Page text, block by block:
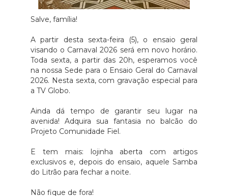
Salve, família!
A partir desta sexta-feira (5), o ensaio geral
visando o Carnaval 2026 será em novo horário.
Toda sexta, a partir das 20h, esperamos você
na nossa Sede para o Ensaio Geral do Carnaval
2026. Nesta sexta, com gravação especial para
a TV Globo.
Ainda dá tempo de garantir seu lugar na
avenida! Adquira sua fantasia no balcão do
Projeto Comunidade Fiel.
E tem mais: lojinha aberta com artigos
exclusivos e, depois do ensaio, aquele Samba
do Litrão para fechar a noite.
Não fique de fora!